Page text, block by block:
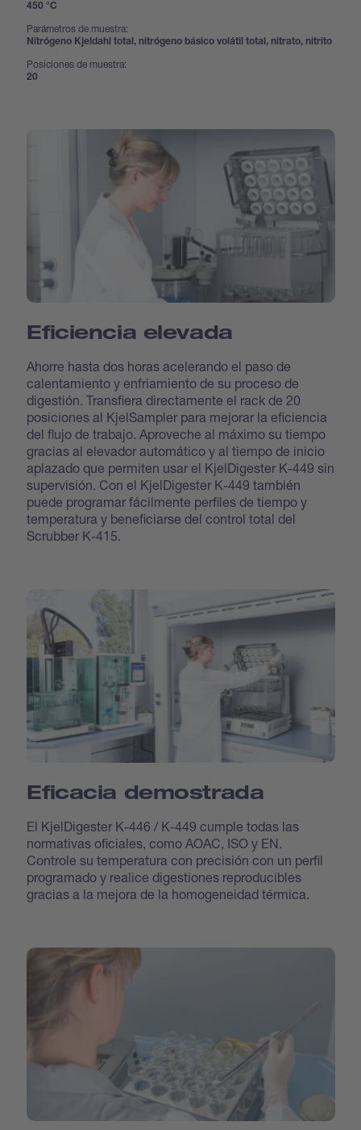
450 °C
Parámetros de muestra:
Nitrógeno Kjeldahl total, nitrógeno básico volátil total, nitrato, nitrito
Posiciones de muestra:
20
Eficiencia elevada
Ahorre hasta dos horas acelerando el paso de
calentamiento y enfriamiento de su proceso de
digestión. Transfiera directamente el rack de 20
posiciones al KjelSampler para mejorar la eficiencia
del flujo de trabajo. Aproveche al máximo su tiempo
gracias al elevador automático y al tiempo de inicio
aplazado que permiten usar el KjelDigester K-449 sin
supervisión. Con el KjelDigester K-449 también
puede programar fácilmente perfiles de tiempo y
temperatura y beneficiarse del control total del
Scrubber K-415.
Eficacia demostrada
El KjelDigester K-446 / K-449 cumple todas las
normativas oficiales, como AOAC, ISO y EN.
Controle su temperatura con precisión con un perfil
programado y realice digestiones reproducibles
gracias a la mejora de la homogeneidad térmica.